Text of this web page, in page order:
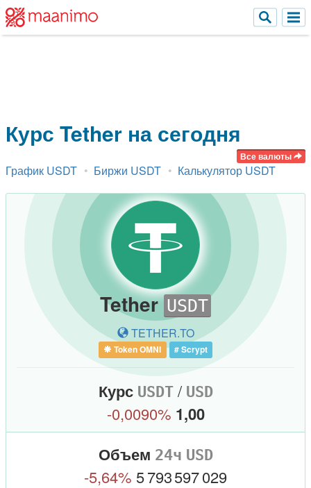
Курс Tether на сегодня
График USDT Биржи USDT Калькулятор USDT
Tether USDT
TETHER.TO
#
Курс USDT/ USD
-0,0090% 1,00
Объем
USD
-5,64% 5 793 597 029